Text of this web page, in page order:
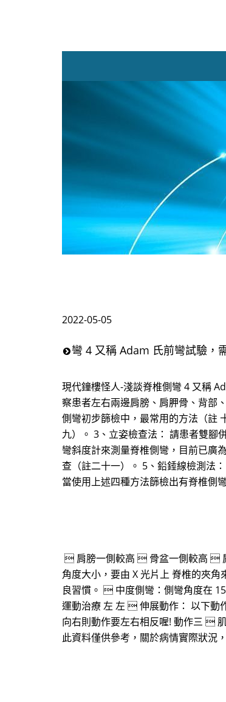
2022-05-05
彎 4 又稱 Adam 氏前彎試驗，
現代鐘樓怪人-淺談脊椎側彎 4 又稱
察患者左右兩邊肩膀、肩胛骨、背部
側彎初步篩檢中，最常用的方法（註
九）。 3、立姿檢查法： 請患者雙腳
彎斜度計來測量脊椎側彎，目前已廣
查（註二十一）。 5、鉛錘線檢測法
當使用上述四種方法篩檢出有脊椎側
 肩膀一側較高  骨盆一側較高 
角度大小，要由 X 光片上 脊椎的夾
良習慣。  中度側彎：側彎角度在
運動治療 左 左  伸展動作： 以下動
向右則動作要左右相反喔! 動作三 
此資料僅供參考，關於病情實際狀況，